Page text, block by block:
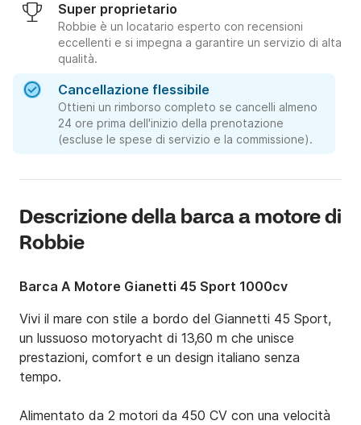
Super proprietario
Robbie è un locatario esperto con recensioni
eccellenti e si impegna a garantire un servizio di alta
qualità.
Cancellazione flessibile
Ottieni un rimborso completo se cancelli almeno
24 ore prima dell'inizio della prenotazione
(escluse le spese di servizio e la commissione).
Descrizione della barca a motore di
Robbie
Barca A Motore Gianetti 45 Sport 1000cv
Vivi il mare con stile a bordo del Giannetti 45 Sport,
un lussuoso motoryacht di 13,60 m che unisce
prestazioni, comfort e un design italiano senza
tempo.
Alimentato da 2 motori da 450 CV con una velocità